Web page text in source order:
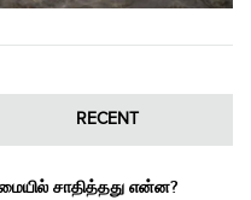
RECENT
சாதித்தது என்ன?